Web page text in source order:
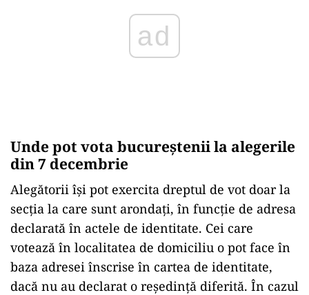
Unde pot vota bucureștenii la alegerile
din 7 decembrie
Alegătorii își pot exercita dreptul de vot doar la
secția la care sunt arondați, în funcție de adresa
declarată în actele de identitate. Cei care
votează în localitatea de domiciliu o pot face în
baza adresei înscrise în cartea de identitate,
dacă nu au declarat o reședință diferită. În cazul